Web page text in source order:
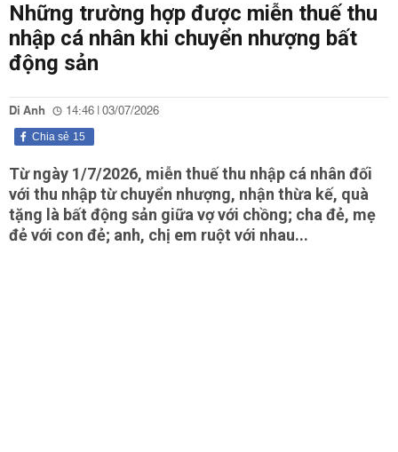
Những trường hợp được miễn thuế thu
nhập cá nhân khi chuyển nhượng bất
động sản
Di Anh 14:46 | 03/07/2026
15
Chia sẻ
Từ ngày 1/7/2026, miễn thuế thu nhập cá nhân đối
với thu nhập từ chuyển nhượng, nhận thừa kế, quà
tặng là bất động sản giữa vợ với chồng; cha đẻ, mẹ
đẻ với con đẻ; anh, chị em ruột với nhau...